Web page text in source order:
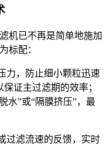
机已不再是简单地施加
标配：
力，防止细小颗粒迅速
证主过滤期的效率；
水”或“隔膜挤压”，最
过滤流速的反馈，实时